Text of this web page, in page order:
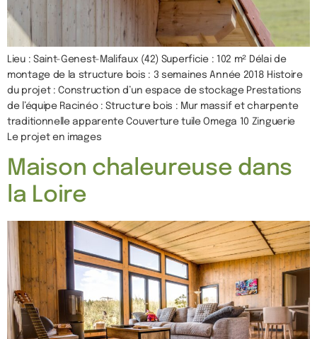
Lieu : Saint-Genest-Malifaux (42) Superficie : 102 m² Délai de
montage de la structure bois : 3 semaines Année 2018 Histoire
du projet : Construction d’un espace de stockage Prestations
de l’équipe Racinéo : Structure bois : Mur massif et charpente
traditionnelle apparente Couverture tuile Omega 10 Zinguerie
Le projet en images
Maison chaleureuse dans
la Loire